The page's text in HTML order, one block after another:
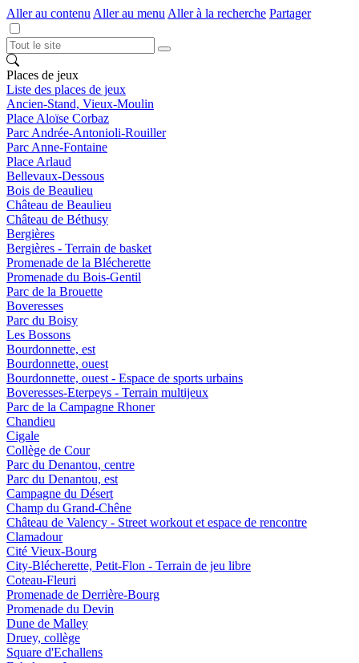
Aller au contenu Aller au menu Aller à la recherche Partager
Places de jeux
Liste des places de jeux
Ancien-Stand, Vieux-Moulin
Place Aloïse Corbaz
Parc Andrée-Antonioli-Rouiller
Parc Anne-Fontaine
Place Arlaud
Bellevaux-Dessous
Bois de Beaulieu
Château de Beaulieu
Château de Béthusy
Bergières
Bergières - Terrain de basket
Promenade de la Blécherette
Promenade du Bois-Gentil
Parc de la Brouette
Boveresses
Parc du Boisy
Les Bossons
Bourdonnette, est
Bourdonnette, ouest
Bourdonnette, ouest - Espace de sports urbains
Boveresses-Eterpeys - Terrain multijeux
Parc de la Campagne Rhoner
Chandieu
Cigale
Collège de Cour
Parc du Denantou, centre
Parc du Denantou, est
Campagne du Désert
Champ du Grand-Chêne
Château de Valency - Street workout et espace de rencontre
Clamadour
Cité Vieux-Bourg
City-Blécherette, Petit-Flon - Terrain de jeu libre
Coteau-Fleuri
Promenade de Derrière-Bourg
Promenade du Devin
Dune de Malley
Druey, collège
Square d'Echallens